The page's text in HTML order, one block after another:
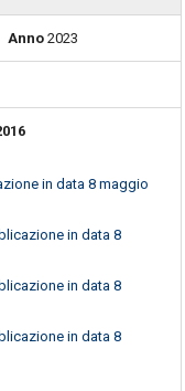
Anno2023
in data 8 maggio
in data 8
in data 8
in data 8